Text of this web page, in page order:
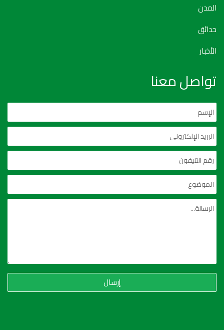
المدن
حدائق
الأخبار
تواصل معنا
إرسال